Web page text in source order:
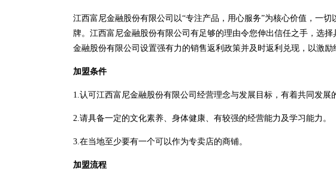
江西富尼金融股份有限公司以“专注产品，用心服务”为核心价值，一
牌。江西富尼金融股份有限公司有足够的理由令您伸出信任之手，选
金融股份有限公司设置强有力的销售返利政策并及时返利兑现，以激励
加盟条件
1.认可江西富尼金融股份有限公司经营理念与发展目标，有着共同发展
2.请具备一定的文化素养、身体健康、有较强的经营能力及学习能力。
3.在当地至少要有一个可以作为专卖店的商铺。
加盟流程